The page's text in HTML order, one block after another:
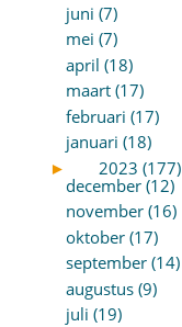
juni (7)
mei (7)
april (18)
maart (17)
februari (17)
januari (18)
►
2023 (177)
december (12)
november (16)
oktober (17)
september (14)
augustus (9)
juli (19)